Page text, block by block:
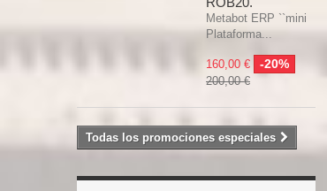
Metabot ERP ``mini
Plataforma...
160,00 € -20%
200,00 €
Todas los promociones especiales